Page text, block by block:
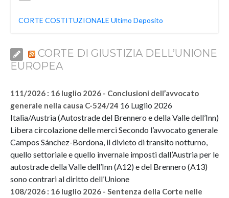
CORTE COSTITUZIONALE Ultimo Deposito
CORTE DI GIUSTIZIA DELL’UNIONE
EUROPEA
111/2026 : 16 luglio 2026 - Conclusioni dell’avvocato
generale nella causa C-524/24 16 Luglio 2026
Italia/Austria (Autostrade del Brennero e della Valle dell’Inn)
Libera circolazione delle merci Secondo l’avvocato generale
Campos Sánchez-Bordona, il divieto di transito notturno,
quello settoriale e quello invernale imposti dall’Austria per le
autostrade della Valle dell’Inn (A12) e del Brennero (A13)
sono contrari al diritto dell’Unione
108/2026 : 16 luglio 2026 - Sentenza della Corte nelle